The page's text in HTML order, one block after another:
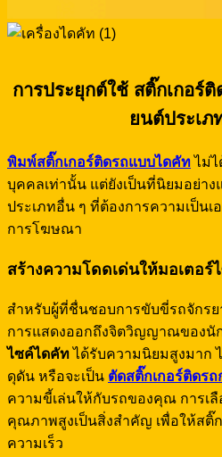
การประยุกต์ใช้ สติ๊กเกอร์
ยนต์ประเภ
พิมพ์สติ๊กเกอร์ติดรถแบบไดคัทไม่
บุคคลเท่านั้น แต่ยังเป็นที่นิยมอย่า
ประเภทอื่น ๆ ที่ต้องการความเป็น
การโฆษณา
สร้างความโดดเด่นให้มอเตอร์
สำหรับผู้ที่ชื่นชอบการขับขี่รถจักร
การแสดงออกถึงจิตวิญญาณของนั
ไซค์ไดคัทได้รับความนิยมสูงมาก
ดุดัน หรือจะเป็น ตัดสติ๊กเกอร์ติดร
ความขี้เล่นให้กับรถของคุณ การเ
คุณภาพสูงเป็นสิ่งสำคัญ เพื่อให้สติ๊
ความเร็ว